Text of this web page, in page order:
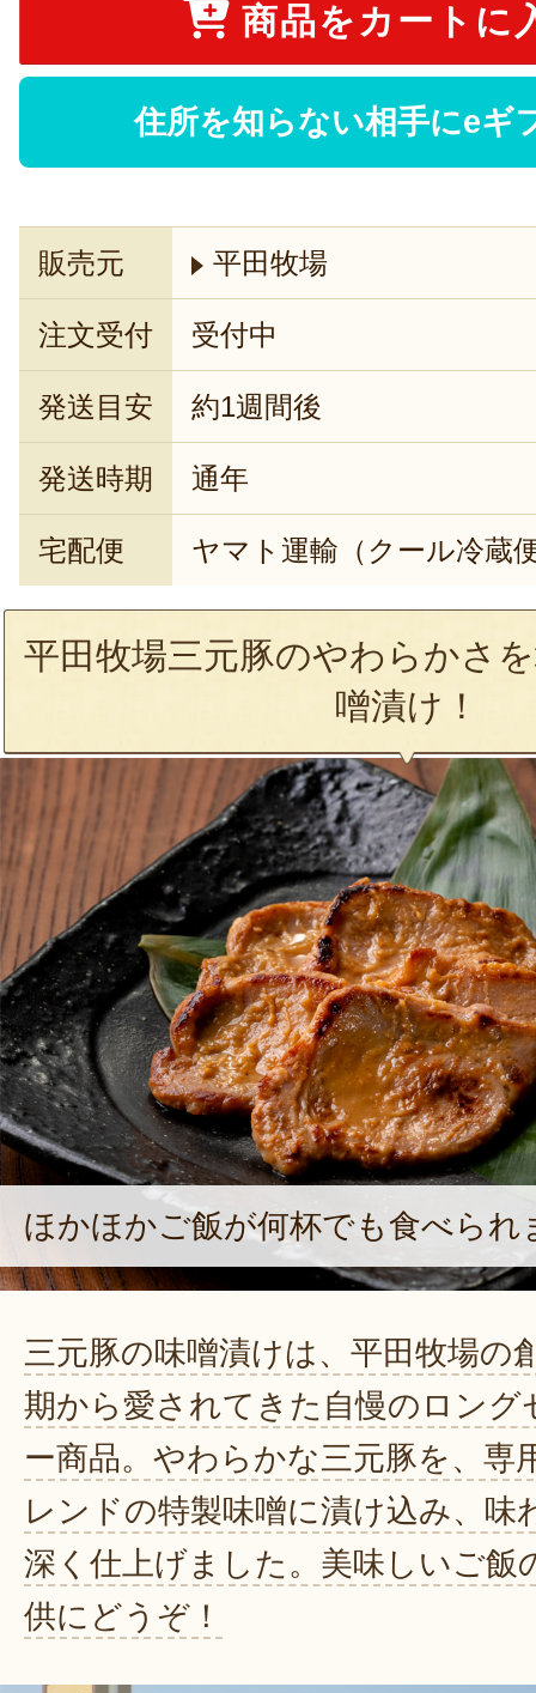
商品をカートに
住所を知らない相手にeギ
販売元 平田牧場
注文受付 受付中
発送目安 約1週間後
発送時期 通年
宅配便 ヤマト運輸（クール冷蔵
平田牧場三元豚のやわらかさ
噌漬け！
ほかほかご飯が何杯でも食べられ
三元豚の味噌漬けは、平田牧場の
期から愛されてきた自慢のロング
ー商品。やわらかな三元豚を、専
レンドの特製味噌に漬け込み、味
深く仕上げました。美味しいご飯
供にどうぞ！